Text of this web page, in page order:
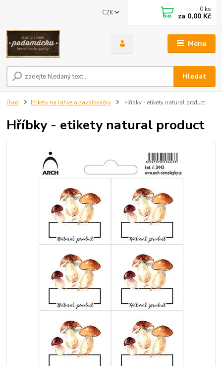
Menu
CZK
Hledat
0 ks
za 0,00 Kč
Úvod Etikety na lahve a zavařovačky Hříbky - etikety natural product
Hříbky - etikety natural product